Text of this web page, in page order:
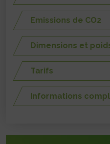
Emissions de CO2
Dimensions et
Tarifs
Informations